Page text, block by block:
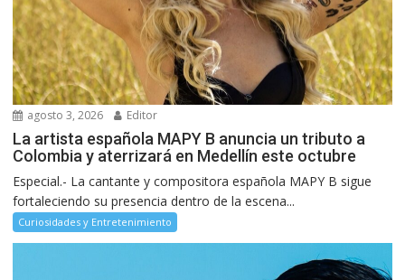
agosto 3, 2026 Editor
La artista española MAPY B anuncia un tributo a
Colombia y aterrizará en Medellín este octubre
Especial.- La cantante y compositora española MAPY B sigue
fortaleciendo su presencia dentro de la escena...
Curiosidades y Entretenimiento